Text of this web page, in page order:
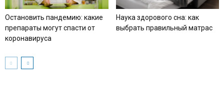
Остановить пандемию: какие
препараты могут спасти от
коронавируса
Наука здорового сна: как
выбрать правильный матрас